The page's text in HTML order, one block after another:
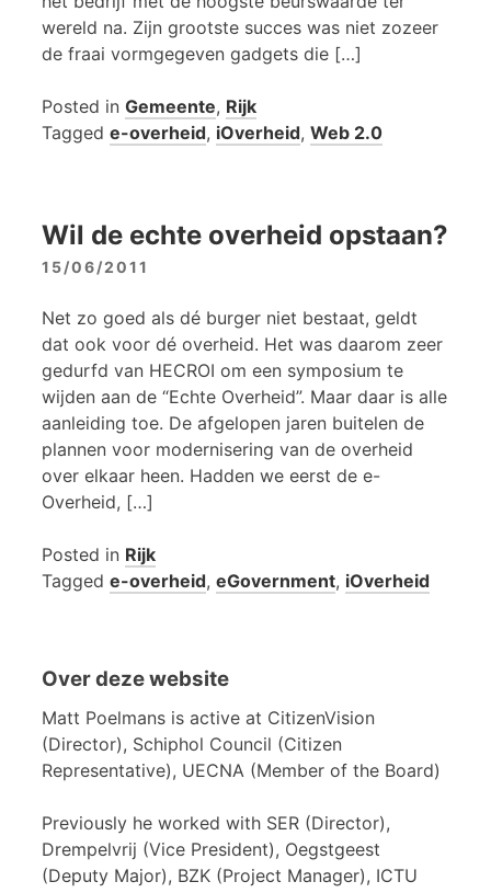
wereld na. Zijn grootste succes was niet zozeer
de fraai vormgegeven gadgets die […]
Posted in Gemeente, Rijk
Tagged e-overheid, iOverheid, Web 2.0
Wil de echte overheid opstaan?
15/06/2011
Net zo goed als dé burger niet bestaat, geldt
dat ook voor dé overheid. Het was daarom zeer
gedurfd van HECROI om een symposium te
wijden aan de “Echte Overheid”. Maar daar is alle
aanleiding toe. De afgelopen jaren buitelen de
plannen voor modernisering van de overheid
over elkaar heen. Hadden we eerst de e-
Overheid, […]
Posted in Rijk
Tagged e-overheid, eGovernment, iOverheid
Over deze website
Matt Poelmans is active at CitizenVision
(Director), Schiphol Council (Citizen
Representative), UECNA (Member of the Board)
Previously he worked with SER (Director),
Drempelvrij (Vice President), Oegstgeest
(Deputy Major), BZK (Project Manager), ICTU